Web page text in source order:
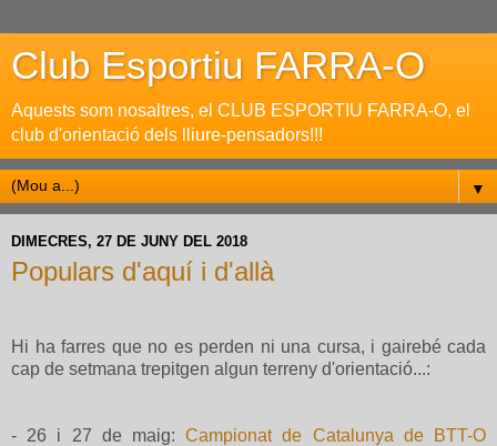
Club Esportiu FARRA-O
Aquests som nosaltres, el CLUB ESPORTIU FARRA-O, el
club d'orientació dels lliure-pensadors!!!
▼
DIMECRES, 27 DE JUNY DEL 2018
Populars d'aquí i d'allà
Hi ha farres que no es perden ni una cursa, i gairebé cada
cap de setmana trepitgen algun terreny d'orientació...:
- 26 i 27 de maig:Campionat de Catalunya de BTT-O